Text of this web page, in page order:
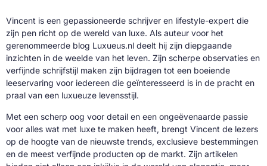
Vincent is een gepassioneerde schrijver en lifestyle-expert die
zijn pen richt op de wereld van luxe. Als auteur voor het
gerenommeerde blog Luxueus.nl deelt hij zijn diepgaande
inzichten in de weelde van het leven. Zijn scherpe observaties en
verfijnde schrijfstijl maken zijn bijdragen tot een boeiende
leeservaring voor iedereen die geïnteresseerd is in de pracht en
praal van een luxueuze levensstijl.
Met een scherp oog voor detail en een ongeëvenaarde passie
voor alles wat met luxe te maken heeft, brengt Vincent de lezers
op de hoogte van de nieuwste trends, exclusieve bestemmingen
en de meest verfijnde producten op de markt. Zijn artikelen